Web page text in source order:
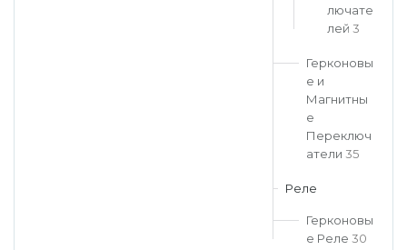
лючате
лей 3
Герконовы
е и
Магнитны
е
Переключ
атели 35
Реле
Герконовы
е Реле 30
Саранск
Саратов